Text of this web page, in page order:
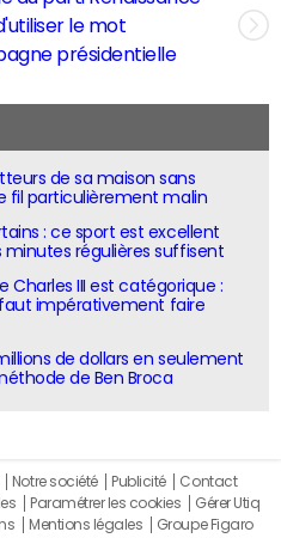
le mot
présidentielle
de sa maison sans
fil particulièrement malin
: ce sport est excellent
régulières suffisent
Charles III est catégorique :
impérativement faire
de dollars en seulement
de Ben Broca
Notre société Publicité
Contact
Paramétrer les cookies
Gérer Utiq
Mentions légales Groupe Figaro